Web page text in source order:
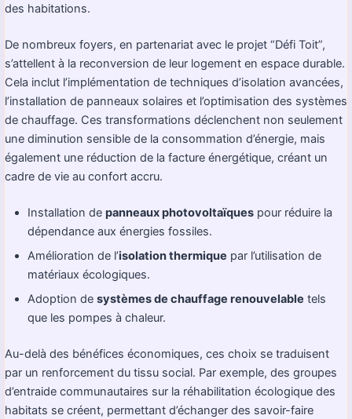
des habitations.
De nombreux foyers, en partenariat avec le projet “Défi Toit”,
s’attellent à la reconversion de leur logement en espace durable.
Cela inclut l’implémentation de techniques d’isolation avancées,
l’installation de panneaux solaires et l’optimisation des systèmes
de chauffage. Ces transformations déclenchent non seulement
une diminution sensible de la consommation d’énergie, mais
également une réduction de la facture énergétique, créant un
cadre de vie au confort accru.
Installation depanneaux photovoltaïques pour réduire la
dépendance aux énergies fossiles.
Amélioration de l’isolation thermique par l’utilisation de
matériaux écologiques.
Adoption desystèmes de chauffage renouvelable tels
que les pompes à chaleur.
Au-delà des bénéfices économiques, ces choix se traduisent
par un renforcement du tissu social. Par exemple, des groupes
d’entraide communautaires sur la réhabilitation écologique des
habitats se créent, permettant d’échanger des savoir-faire